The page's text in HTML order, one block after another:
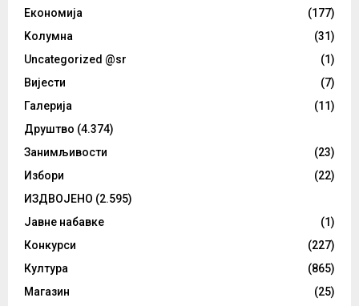
Eкономија
(177)
Kолумнa
(31)
Uncategorized @sr
(1)
Вијести
(7)
Галерија
(11)
Друштво (4.374)
Занимљивости
(23)
Избори
(22)
ИЗДВОЈЕНО (2.595)
Јавне набавке
(1)
Конкурси
(227)
Култура
(865)
Магазин
(25)